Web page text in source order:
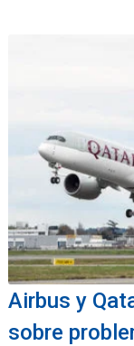
Airbus y
sobre